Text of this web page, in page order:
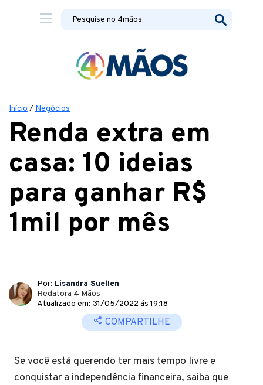
Início / Negócios
Renda extra em
casa: 10 ideias
para ganhar R$
1mil por mês
Por: Lisandra Suellen
Redatora 4 Mãos
Atualizado em: 31/05/2022 ás 19:18
COMPARTILHE
Se você está querendo ter mais tempo livre e
conquistar a independência financeira, saiba que